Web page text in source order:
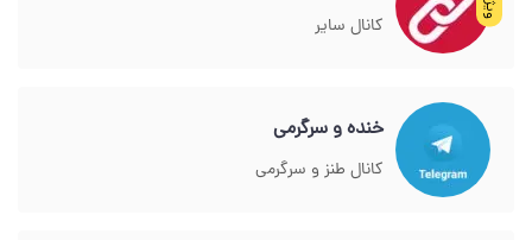
ویژه
کانال سایر
خنده و سرگرمی
کانال طنز و سرگرمی